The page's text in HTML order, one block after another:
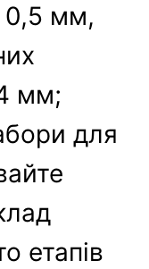
0,5 мм,
мм;
для
етапів